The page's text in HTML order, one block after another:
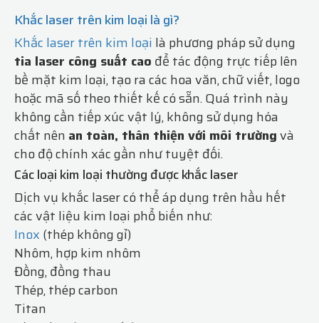
Khắc laser trên kim loại là gì?
Khắc laser trên kim loại là phương pháp sử dụng
tia laser công suất cao để tác động trực tiếp lên
bề mặt kim loại, tạo ra các hoa văn, chữ viết, logo
hoặc mã số theo thiết kế có sẵn. Quá trình này
không cần tiếp xúc vật lý, không sử dụng hóa
chất nên an toàn, thân thiện với môi trườngvà
cho độ chính xác gần như tuyệt đối.
Các loại kim loại thường được khắc laser
Dịch vụ khắc laser có thể áp dụng trên hầu hết
các vật liệu kim loại phổ biến như:
Inox (thép không gỉ)
Nhôm, hợp kim nhôm
Đồng, đồng thau
Thép, thép carbon
Titan